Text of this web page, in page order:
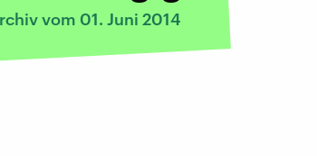
vom 01. Juni 2014